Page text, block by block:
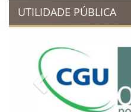
UTILIDADE PÚBLICA
Previous